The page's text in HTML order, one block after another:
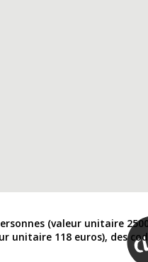
(valeur unitaire
unitaire 118 euros), des